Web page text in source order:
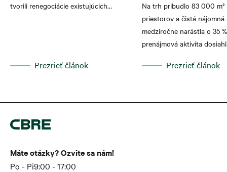
tvorili renegociácie existujúcich
Prezrieť článok
Na trh pribudlo 83 000 m²
priestorov a čistá nájomná
medziročne narástla o 35
prenájmová aktivita
čo predstavuje 47 %
Prezrieť článok
Máte otázky? Ozvite sa nám!
Po - Pi9:00 - 17:00